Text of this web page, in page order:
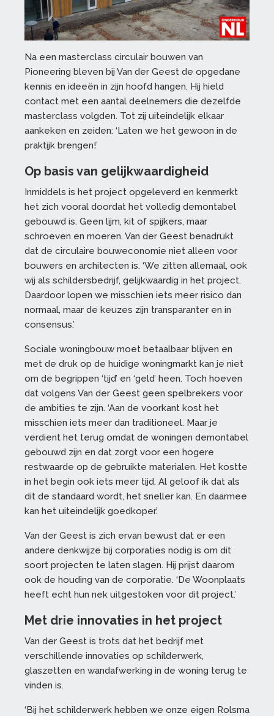
Na een masterclass circulair bouwen van
Pioneering bleven bij Van der Geest de opgedane
kennis en ideeën in zijn hoofd hangen. Hij hield
contact met een aantal deelnemers die dezelfde
masterclass volgden. Tot zij uiteindelijk elkaar
aankeken en zeiden: ‘Laten we het gewoon in de
praktijk brengen!’
Op basis van gelijkwaardigheid
Inmiddels is het project opgeleverd en kenmerkt
het zich vooral doordat het volledig demontabel
gebouwd is. Geen lijm, kit of spijkers, maar
schroeven en moeren. Van der Geest benadrukt
dat de circulaire bouweconomie niet alleen voor
bouwers en architecten is. ‘We zitten allemaal, ook
wij als schildersbedrijf, gelijkwaardig in het project.
Daardoor lopen we misschien iets meer risico dan
normaal, maar de keuzes zijn transparanter en in
consensus.’
Sociale woningbouw moet betaalbaar blijven en
met de druk op de huidige woningmarkt kan je niet
om de begrippen ‘tijd’ en ‘geld’ heen. Toch hoeven
dat volgens Van der Geest geen spelbrekers voor
de ambities te zijn. ‘Aan de voorkant kost het
misschien iets meer dan traditioneel. Maar je
verdient het terug omdat de woningen demontabel
gebouwd zijn en dat zorgt voor een hogere
restwaarde op de gebruikte materialen. Het kostte
in het begin ook iets meer tijd. Al geloof ik dat als
dit de standaard wordt, het sneller kan. En daarmee
kan het uiteindelijk goedkoper.’
Van der Geest is zich ervan bewust dat er een
andere denkwijze bij corporaties nodig is om dit
soort projecten te laten slagen. Hij prijst daarom
ook de houding van de corporatie. ‘De Woonplaats
heeft echt hun nek uitgestoken voor dit project.’
Met drie innovaties in het project
Van der Geest is trots dat het bedrijf met
verschillende innovaties op schilderwerk,
glaszetten en wandafwerking in de woning terug te
vinden is.
‘Bij het schilderwerk hebben we onze eigen Rolsma